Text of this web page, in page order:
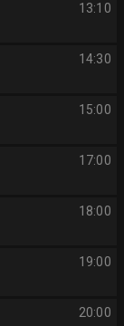
13:10
14:30
15:00
17:00
18:00
19:00
20:00